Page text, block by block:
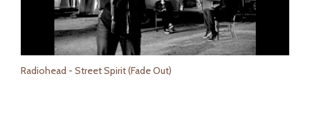
Radiohead - Street Spirit (Fade Out)